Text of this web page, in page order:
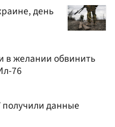
день
в желании обвинить
76
получили данные